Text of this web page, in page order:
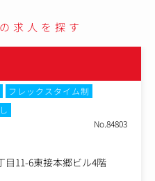
求人を探す
フレックスタイム制
No.84803
目11-6東接本郷ビル4階